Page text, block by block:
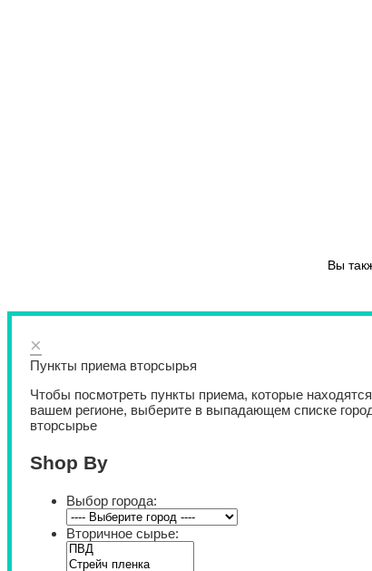
Вы
×
Пункты приема вторсырья
Чтобы посмотреть пункты приема, которые
вашем регионе, выберите в выпадающем списке
вторсырье
Shop By
Выбор города:
Вторичное сырье: